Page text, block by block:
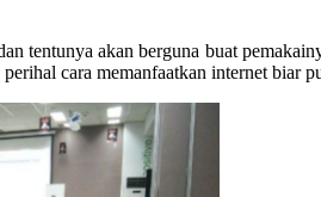
tentunya akan berguna buat
cara memanfaatkan internet biar